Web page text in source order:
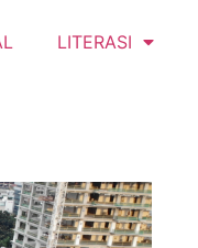
LITERASI